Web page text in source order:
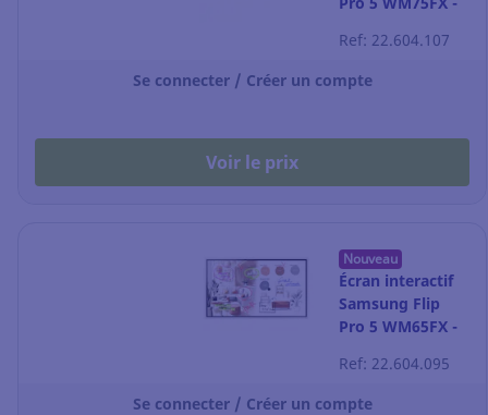
Ref: 22.604.107
Se connecter / Créer un compte
Voir le prix
Nouveau
Écran interactif
Samsung Flip
Pro 5 WM65FX -
Ref: 22.604.095
Se connecter / Créer un compte